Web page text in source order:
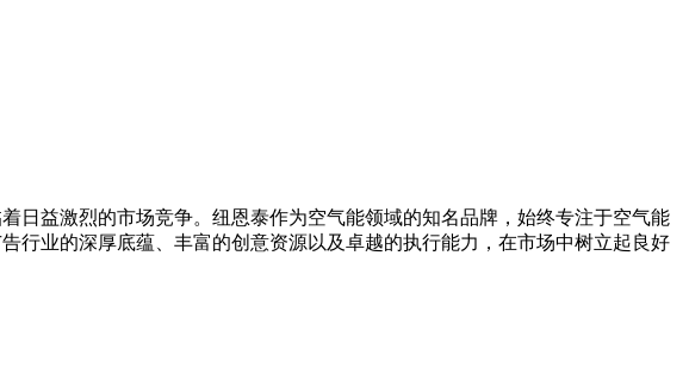
日益激烈的市场竞争。纽恩泰作为空气能领域的知名品牌，始终专注于空气能
行业的深厚底蕴、丰富的创意资源以及卓越的执行能力，在市场中树立起良好